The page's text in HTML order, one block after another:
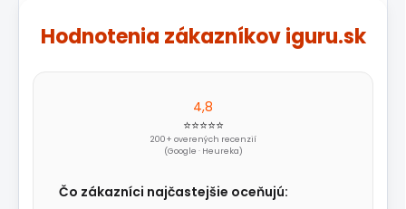
Hodnotenia zákazníkov iguru.sk
4,8
⭐⭐⭐⭐⭐
200+ overených recenzií
(Google · Heureka)
Čo zákazníci najčastejšie oceňujú: